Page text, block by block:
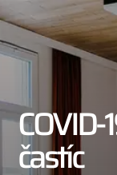
častíc